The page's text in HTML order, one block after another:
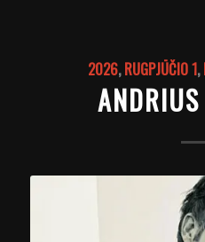
2026,RUGPJŪČIO 1,